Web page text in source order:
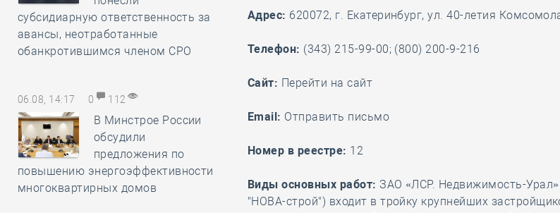
субсидиарную ответственность за
авансы, неотработанные
обанкротившимся членом СРО
06.08, 14:17 0 112
В Минстрое России
обсудили
предложения по
повышению энергоэффективности
многоквартирных домов
Адрес: 620072, г. Екатеринбург, ул. 40-летия
Телефон: (343) 215-99-00; (800) 200-9-216
Cайт: Перейти на сайт
Email: Отправить письмо
Номер в реестре: 12
Виды основных работ: ЗАО «ЛСР. Недвижимость-
"НОВА-строй") входит в тройку крупнейших